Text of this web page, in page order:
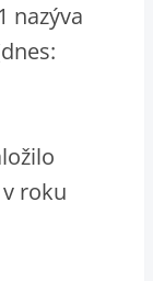
nazýva
roku